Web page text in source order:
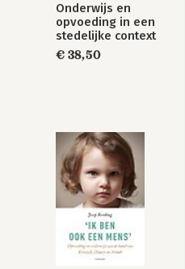
Onderwijs en
opvoeding in een
stedelijke context
€ 38,50